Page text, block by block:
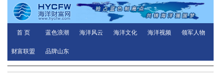
首 页 蓝色浪潮 海洋风云 海洋文化 海洋视频 领军人物
财富联盟 品牌山东